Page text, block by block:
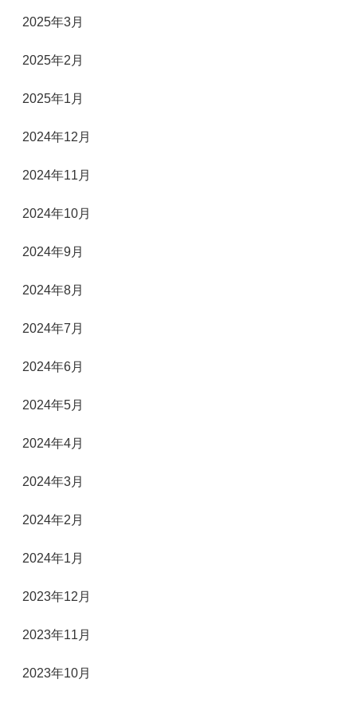
2025年3月
2025年2月
2025年1月
2024年12月
2024年11月
2024年10月
2024年9月
2024年8月
2024年7月
2024年6月
2024年5月
2024年4月
2024年3月
2024年2月
2024年1月
2023年12月
2023年11月
2023年10月